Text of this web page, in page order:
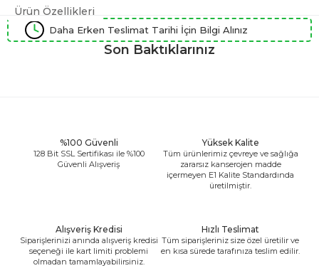
Ürün Özellikleri
Daha Erken Teslimat Tarihi İçin Bilgi Alınız
Son Baktıklarınız
%100 Güvenli
128 Bit SSL Sertifikası ile %100
Güvenli Alışveriş
Yüksek Kalite
Tüm ürünlerimiz çevreye ve sağlığa
zararsız kanserojen madde
içermeyen E1 Kalite Standardında
üretilmiştir.
Alışveriş Kredisi
Siparişlerinizi anında alışveriş kredisi
seçeneği ile kart limiti problemi
olmadan tamamlayabilirsiniz.
Hızlı Teslimat
Tüm siparişleriniz size özel üretilir ve
en kısa sürede tarafınıza teslim edilir.